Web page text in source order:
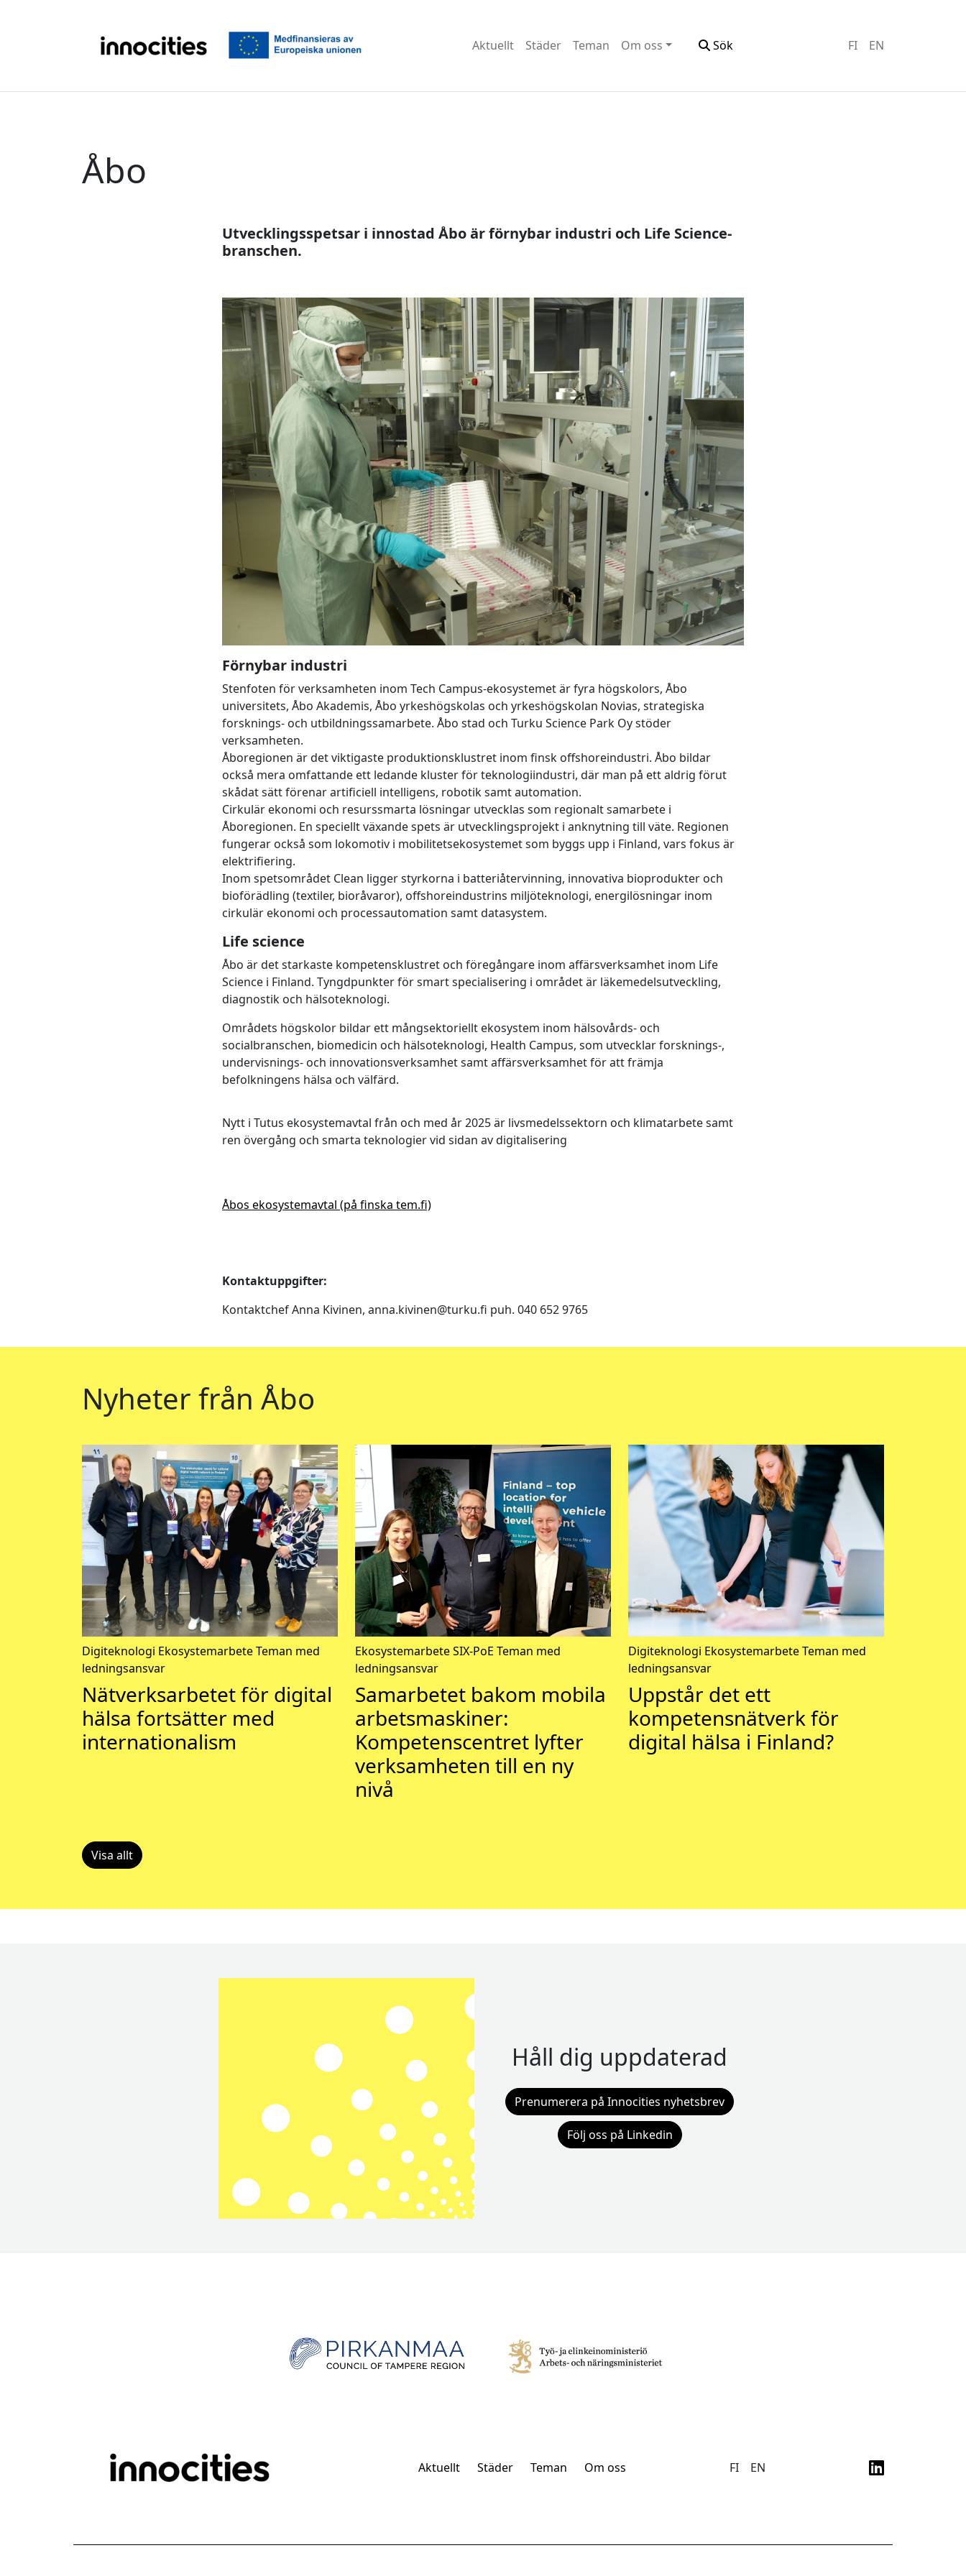
Hoppa till innehållet
Aktuellt Städer Teman Om oss Sök FI EN
Åbo
Utvecklingsspetsar i innostad Åbo är förnybar industri och Life Science-
branschen.
Förnybar industri
Stenfoten för verksamheten inom Tech Campus-ekosystemet är fyra högskolors, Åbo
universitets, Åbo Akademis, Åbo yrkeshögskolas och yrkeshögskolan Novias, strategiska
forsknings- och utbildningssamarbete. Åbo stad och Turku Science Park Oy stöder
verksamheten.
Åboregionen är det viktigaste produktionsklustret inom finsk offshoreindustri. Åbo bildar
också mera omfattande ett ledande kluster för teknologiindustri, där man på ett aldrig förut
skådat sätt förenar artificiell intelligens, robotik samt automation.
Cirkulär ekonomi och resurssmarta lösningar utvecklas som regionalt samarbete i
Åboregionen. En speciellt växande spets är utvecklingsprojekt i anknytning till väte. Regionen
fungerar också som lokomotiv i mobilitetsekosystemet som byggs upp i Finland, vars fokus är
elektrifiering.
Inom spetsområdet Clean ligger styrkorna i batteriåtervinning, innovativa bioprodukter och
bioförädling (textiler, bioråvaror), offshoreindustrins miljöteknologi, energilösningar inom
cirkulär ekonomi och processautomation samt datasystem.
Life science
Åbo är det starkaste kompetensklustret och föregångare inom affärsverksamhet inom Life
Science i Finland. Tyngdpunkter för smart specialisering i området är läkemedelsutveckling,
diagnostik och hälsoteknologi.
Områdets högskolor bildar ett mångsektoriellt ekosystem inom hälsovårds- och
socialbranschen, biomedicin och hälsoteknologi, Health Campus, som utvecklar forsknings-,
undervisnings- och innovationsverksamhet samt affärsverksamhet för att främja
befolkningens hälsa och välfärd.
Nytt i Tutus ekosystemavtal från och med år 2025 är livsmedelssektorn och klimatarbete samt
ren övergång och smarta teknologier vid sidan av digitalisering
Åbos ekosystemavtal (på finska tem.fi)
Kontaktuppgifter:
Kontaktchef Anna Kivinen, anna.kivinen@turku.fi puh. 040 652 9765
Nyheter från Åbo
Digiteknologi EkosystemarbeteTeman med
ledningsansvar
Nätverksarbetet för digital
hälsa fortsätter med
internationalism
EkosystemarbeteSIX-PoE Teman med
ledningsansvar
Samarbetet bakom mobila
arbetsmaskiner:
Kompetenscentret lyfter
verksamheten till en ny
nivå
Digiteknologi EkosystemarbeteTeman med
ledningsansvar
Uppstår det ett
kompetensnätverk för
digital hälsa i Finland?
Visa allt
Håll dig uppdaterad
Prenumerera på Innocities nyhetsbrev
Följ oss på Linkedin
Aktuellt Städer Teman Om oss FI EN